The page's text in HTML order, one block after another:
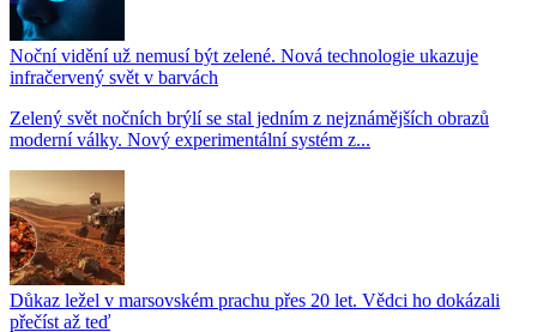
Noční vidění už nemusí být zelené. Nová technologie ukazuje
infračervený svět v barvách
Zelený svět nočních brýlí se stal jedním z nejznámějších obrazů
moderní války. Nový experimentální systém z...
Důkaz ležel v marsovském prachu přes 20 let. Vědci ho dokázali
přečíst až teď